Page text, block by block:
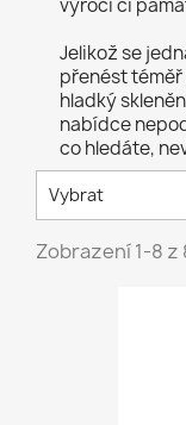
výročí či
Jelikož se
přenést
hladký
nabídce
co hledáte,
Vybrat
Zobrazení 1-8 z